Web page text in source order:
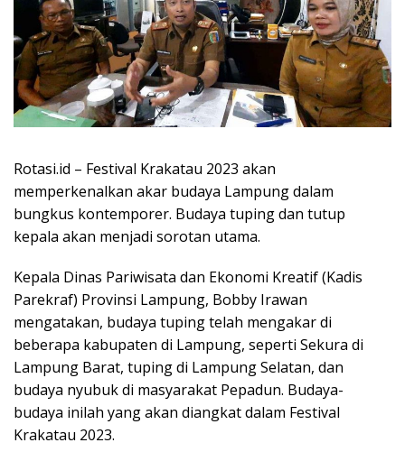
Rotasi.id – Festival Krakatau 2023 akan
memperkenalkan akar budaya Lampung dalam
bungkus kontemporer. Budaya tuping dan tutup
kepala akan menjadi sorotan utama.
Kepala Dinas Pariwisata dan Ekonomi Kreatif (Kadis
Parekraf) Provinsi Lampung, Bobby Irawan
mengatakan, budaya tuping telah mengakar di
beberapa kabupaten di Lampung, seperti Sekura di
Lampung Barat, tuping di Lampung Selatan, dan
budaya nyubuk di masyarakat Pepadun. Budaya-
budaya inilah yang akan diangkat dalam Festival
Krakatau 2023.